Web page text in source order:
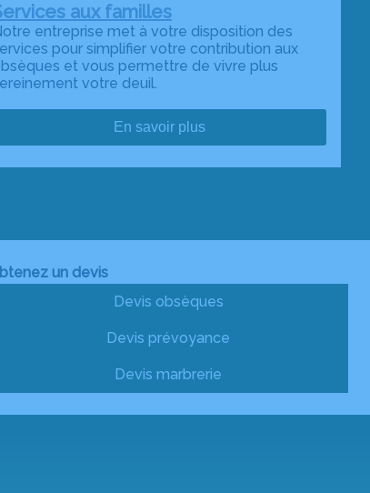
aux familles
entreprise met à votre disposition des
pour simplifier votre contribution aux
et vous permettre de vivre plus
votre deuil.
En savoir plus
un devis
Devis obsèques
Devis prévoyance
Devis marbrerie